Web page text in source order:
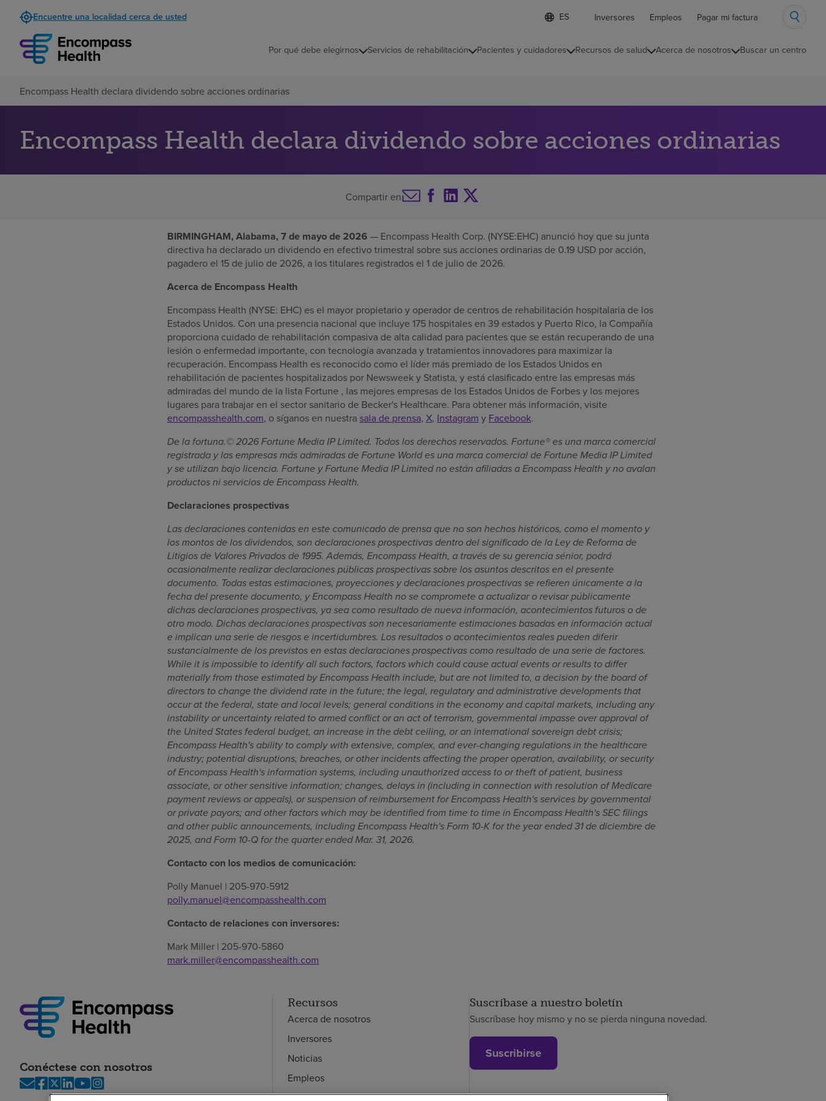
Encuentre una localidad cerca de usted
Lista
de
contraída
d
o
l
c
i
n
Inversores Empleos Pagar mi factura
Por qué debe elegirnos Servicios de rehabilitación Pacientes y cuidadores Recursos de salud Acerca de nosotros Buscar un centro
Encompass Health declara dividendo sobre acciones ordinarias
Encompass Health declara dividendo sobre acciones ordinarias
Compartir en
BIRMINGHAM, Alabama, 7 de mayo de 2026 — Encompass Health Corp. (NYSE:EHC) anunció hoy que su junta
directiva ha declarado un dividendo en efectivo trimestral sobre sus acciones ordinarias de 0.19 USD por acción,
pagadero el 15 de julio de 2026, a los titulares registrados el 1 de julio de 2026.
Acerca de Encompass Health
Encompass Health (NYSE: EHC) es el mayor propietario y operador de centros de rehabilitación hospitalaria de los
Estados Unidos. Con una presencia nacional que incluye 175 hospitales en 39 estados y Puerto Rico, la Compañía
proporciona cuidado de rehabilitación compasiva de alta calidad para pacientes que se están recuperando de una
lesión o enfermedad importante, con tecnología avanzada y tratamientos innovadores para maximizar la
recuperación. Encompass Health es reconocido como el líder más premiado de los Estados Unidos en
rehabilitación de pacientes hospitalizados por Newsweek y Statista, y está clasificado entre las empresas más
admiradas del mundo de la lista Fortune , las mejores empresas de los Estados Unidos de Forbes y los mejores
lugares para trabajar en el sector sanitario de Becker's Healthcare. Para obtener más información, visite
encompasshealth.com, o síganos en nuestra sala de prensa, X, Instagram y Facebook.
De la fortuna.© 2026 Fortune Media IP Limited. Todos los derechos reservados. Fortune® es una marca comercial
registrada y las empresas más admiradas de Fortune World es una marca comercial de Fortune Media IP Limited
y se utilizan bajo licencia. Fortune y Fortune Media IP Limited no están afiliadas a Encompass Health y no avalan
productos ni servicios de Encompass Health.
Declaraciones prospectivas
Las declaraciones contenidas en este comunicado de prensa que no son hechos históricos, como el momento y
los montos de los dividendos, son declaraciones prospectivas dentro del significado de la Ley de Reforma de
Litigios de Valores Privados de 1995. Además, Encompass Health, a través de su gerencia sénior, podrá
ocasionalmente realizar declaraciones públicas prospectivas sobre los asuntos descritos en el presente
documento. Todas estas estimaciones, proyecciones y declaraciones prospectivas se refieren únicamente a la
fecha del presente documento, y Encompass Health no se compromete a actualizar o revisar públicamente
dichas declaraciones prospectivas, ya sea como resultado de nueva información, acontecimientos futuros o de
otro modo. Dichas declaraciones prospectivas son necesariamente estimaciones basadas en información actual
e implican una serie de riesgos e incertidumbres. Los resultados o acontecimientos reales pueden diferir
sustancialmente de los previstos en estas declaraciones prospectivas como resultado de una serie de factores.
While it is impossible to identify all such factors, factors which could cause actual events or results to differ
materially from those estimated by Encompass Health include, but are not limited to, a decision by the board of
directors to change the dividend rate in the future; the legal, regulatory and administrative developments that
occur at the federal, state and local levels; general conditions in the economy and capital markets, including any
instability or uncertainty related to armed conflict or an act of terrorism, governmental impasse over approval of
the United States federal budget, an increase in the debt ceiling, or an international sovereign debt crisis;
Encompass Health's ability to comply with extensive, complex, and ever-changing regulations in the healthcare
industry; potential disruptions, breaches, or other incidents affecting the proper operation, availability, or security
of Encompass Health's information systems, including unauthorized access to or theft of patient, business
associate, or other sensitive information; changes, delays in (including in connection with resolution of Medicare
payment reviews or appeals), or suspension of reimbursement for Encompass Health's services by governmental
or private payors; and other factors which may be identified from time to time in Encompass Health's SEC filings
and other public announcements, including Encompass Health's Form 10-K for the year ended 31 de diciembre de
2025, and Form 10-Q for the quarter ended Mar. 31, 2026.
Contacto con los medios de comunicación:
Polly Manuel | 205-970-5912
polly.manuel@encompasshealth.com
Contacto de relaciones con inversores:
Mark Miller | 205-970-5860
mark.miller@encompasshealth.com
Conéctese con nosotros
Recursos
Acerca de nosotros
Inversores
Noticias
Empleos
Empleados
Suscríbase a nuestro boletín
Suscríbase hoy mismo y no se pierda ninguna novedad.
Suscribirse